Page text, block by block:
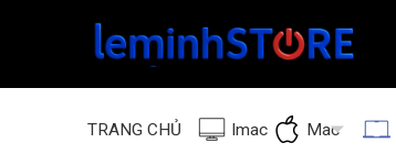
TRANG CHỦ Imac Mac